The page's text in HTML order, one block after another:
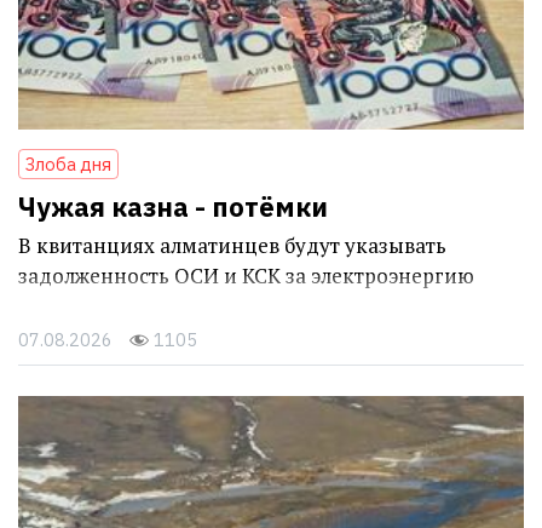
Злоба дня
Чужая казна - потёмки
В квитанциях алматинцев будут указывать
задолженность ОСИ и КСК за электроэнергию
07.08.2026 1105